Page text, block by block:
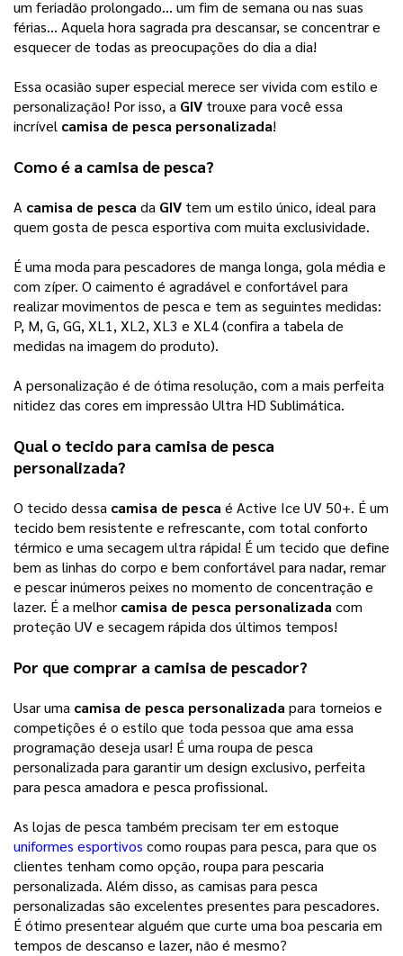
um feriadão prolongado… um fim de semana ou nas suas
férias… Aquela hora sagrada pra descansar, se concentrar e
esquecer de todas as preocupações do dia a dia!
Essa ocasião super especial merece ser vivida com estilo e
personalização! Por isso, a GIV trouxe para você essa
incrível camisa de pesca personalizada!
Como é a camisa de pesca?
A camisa de pesca da GIV tem um estilo único, ideal para
quem gosta de pesca esportiva com muita exclusividade.
É uma moda para pescadores de manga longa, gola média e
com zíper. O caimento é agradável e confortável para
realizar movimentos de pesca e tem as seguintes medidas:
P, M, G, GG, XL1, XL2, XL3 e XL4 (confira a tabela de
medidas na imagem do produto).
A personalização é de ótima resolução, com a mais perfeita
nitidez das cores em impressão Ultra HD Sublimática.
Qual o tecido para camisa de pesca
personalizada?
O tecido dessa camisa de pesca é Active Ice UV 50+. É um
tecido bem resistente e refrescante, com total conforto
térmico e uma secagem ultra rápida! É um tecido que define
bem as linhas do corpo e bem confortável para nadar, remar
e pescar inúmeros peixes no momento de concentração e
lazer. É a melhor camisa de pesca personalizada com
proteção UV e secagem rápida dos últimos tempos!
Por que comprar a camisa de pescador?
Usar uma camisa de pesca personalizada para torneios e
competições é o estilo que toda pessoa que ama essa
programação deseja usar! É uma roupa de pesca
personalizada para garantir um design exclusivo, perfeita
para pesca amadora e pesca profissional.
uniformes esportivos como roupas para pesca, para que os
clientes tenham como opção, roupa para pescaria
personalizada. Além disso, as camisas para pesca
personalizadas são excelentes presentes para pescadores.
É ótimo presentear alguém que curte uma boa pescaria em
tempos de descanso e lazer, não é mesmo?